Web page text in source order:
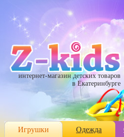
интернет-магазин детских товаров
в Екатеринбурге
Игрушки Одежда